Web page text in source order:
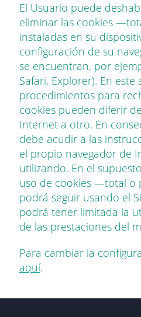
El Usuario puede
eliminar las cookies
instaladas en su
configuración de su
se encuentran, por
Safari, Explorer). En este
procedimientos para
cookies pueden diferir
Internet a otro. En
debe acudir a las
el propio navegador de
utilizando. En el
uso de cookies —total
podrá seguir usando el
podrá tener limitada la
de las prestaciones del
Para cambiar la
aquí.